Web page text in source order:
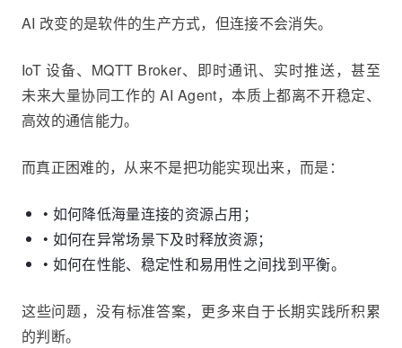
AI 改变的是软件的生产方式，但连接不会消失。
IoT 设备、MQTT Broker、即时通讯、实时推送，甚至
未来大量协同工作的 AI Agent，本质上都离不开稳定、
高效的通信能力。
而真正困难的，从来不是把功能实现出来，而是：
• 如何降低海量连接的资源占用；
• 如何在异常场景下及时释放资源；
• 如何在性能、稳定性和易用性之间找到平衡。
这些问题，没有标准答案，更多来自于长期实践所积累
的判断。